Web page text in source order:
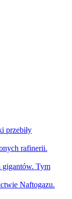
przebiły
rafinerii.
gigantów. Tym
Naftogazu.